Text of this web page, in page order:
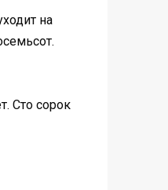
на
Сто сорок